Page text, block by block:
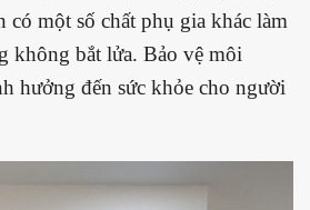
có một số chất phụ gia khác làm
không bắt lửa. Bảo vệ môi
hưởng đến sức khỏe cho người